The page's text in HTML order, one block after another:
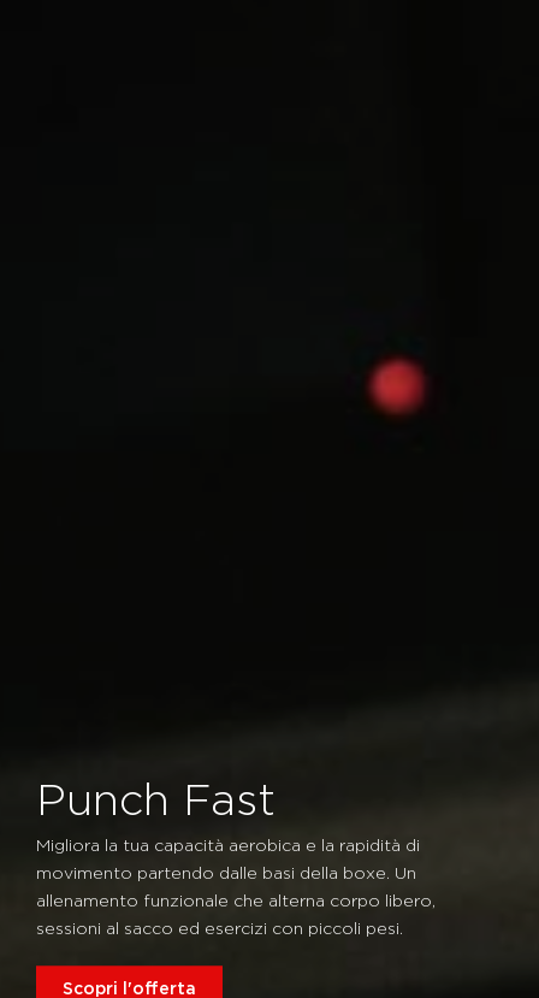
Punch Fast
Migliora la tua capacità aerobica e la rapidità di
movimento partendo dalle basi della boxe. Un
allenamento funzionale che alterna corpo libero,
sessioni al sacco ed esercizi con piccoli pesi.
Scopri l'offerta